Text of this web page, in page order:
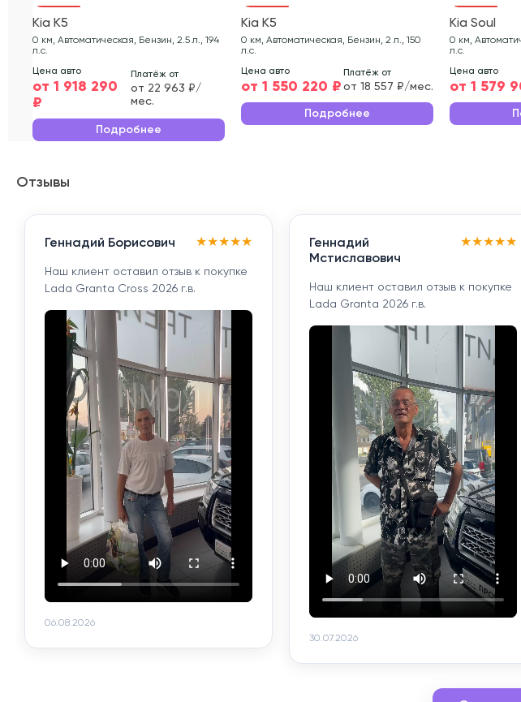
Kia K5
0 км, Автоматическая, Бензин, 2.5 л., 194
л.с.
Цена авто
от 1 918 290
₽
Платёж от
от 22 963 ₽/
мес.
Подробнее
Kia K5
0 км, Автоматическая, Бензин, 2 л., 150
л.с.
Цена авто
от 1 550 220 ₽
Платёж от
от 18 557 ₽/мес.
Подробнее
Kia Soul
0 км,
л.с.
Цена авто
от 1 579
Отзывы
Геннадий Борисович ★★★★★
Наш клиент оставил отзыв к покупке
Lada Granta Cross 2026 г.в.
06.08.2026
Геннадий
Мстиславович
★★★★★
Наш клиент оставил отзыв к покупке
Lada Granta 2026 г.в.
30.07.2026